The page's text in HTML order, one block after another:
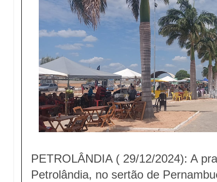
PETROLÂNDIA ( 29/12/2024): A
Petrolândia, no sertão de